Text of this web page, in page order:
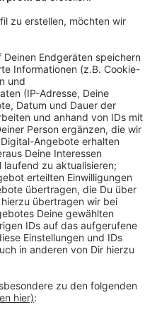
Kilometer werden die
Für die Bauarbeiten
voll gesperrt werden. Eine
über die Brüggener
Kindt. Die Arbeiten
können sich aber je nach
Die Kosten liegen